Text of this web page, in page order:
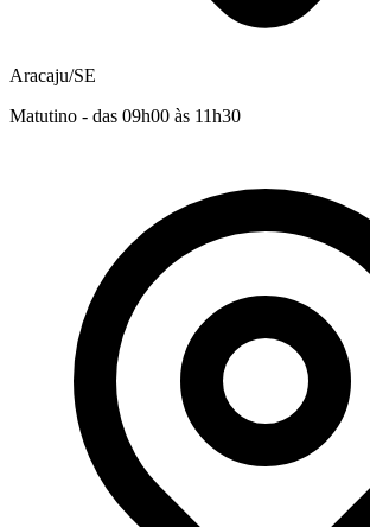
Aracaju/SE
Matutino - das 09h00 às 11h30